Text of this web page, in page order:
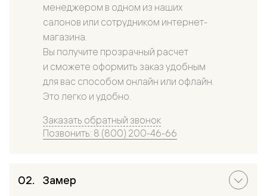
менеджером в одном из наших
салонов или сотрудником интернет-
магазина.
Вы получите прозрачный расчет
и сможете оформить заказ удобным
для вас способом онлайн или офлайн.
Это легко и удобно.
Заказать обратный звонок
Позвонить: 8 (800) 200-46-66
Замер